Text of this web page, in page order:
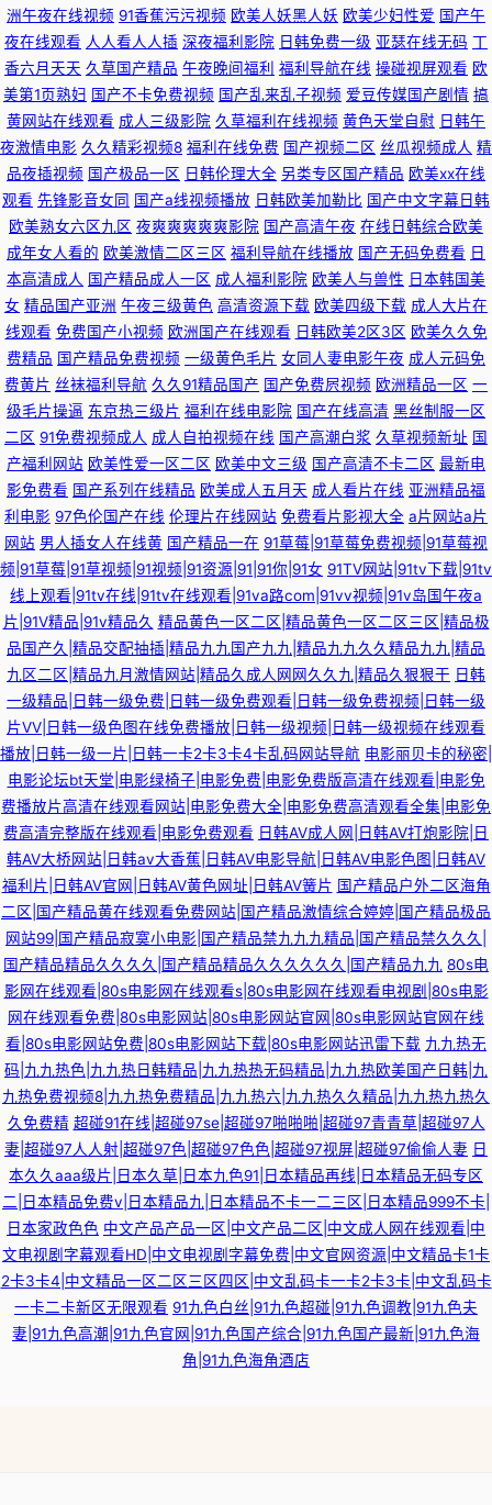
洲午夜在线视频 91香蕉污污视频 欧美人妖黑人妖 欧美少妇性爱 国产午
夜在线观看 人人看人人插 深夜福利影院 日韩免费一级 亚瑟在线无码 丁
香六月天天 久草国产精品 午夜晚间福利 福利导航在线 操碰视屏观看 欧
美第1页熟妇 国产不卡免费视频 国产乱来乱子视频 爱豆传媒国产剧情 搞
黄网站在线观看 成人三级影院 久草福利在线视频 黄色天堂自慰 日韩午
夜激情电影 久久精彩视频8 福利在线免费 国产视频二区 丝瓜视频成人 精
品夜插视频 国产极品一区 日韩伦理大全 另类专区国产精品 欧美xx在线
观看 先锋影音女同 国产a线视频播放 日韩欧美加勒比 国产中文字幕日韩
欧美熟女六区九区 夜爽爽爽爽爽影院 国产高清午夜 在线日韩综合欧美
成年女人看的 欧美激情二区三区 福利导航在线播放 国产无码免费看 日
本高清成人 国产精品成人一区 成人福利影院 欧美人与兽性 日本韩国美
女 精品国产亚洲 午夜三级黄色 高清资源下载 欧美四级下载 成人大片在
线观看 免费国产小视频 欧洲国产在线观看 日韩欧美2区3区 欧美久久免
费精品 国产精品免费视频 一级黄色毛片 女同人妻电影午夜 成人元码免
费黄片 丝袜福利导航 久久91精品国产 国产免费屄视频 欧洲精品一区 一
级毛片操逼 东京热三级片 福利在线电影院 国产在线高清 黑丝制服一区
二区 91免费视频成人 成人自拍视频在线 国产高潮白浆 久草视频新址 国
产福利网站 欧美性爱一区二区 欧美中文三级 国产高清不卡二区 最新电
影免费看 国产系列在线精品 欧美成人五月天 成人看片在线 亚洲精品福
利电影 97色伦国产在线 伦理片在线网站 免费看片影视大全 a片网站a片
网站 男人插女人在线黄 国产精品一在 91草莓|91草莓免费视频|91草莓视
频|91草莓|91草视频|91视频|91资源|91|91你|91女 91TV网站|91tv下载|91tv
线上观看|91tv在线|91tv在线观看|91va路com|91vv视频|91v岛国午夜a
片|91V精品|91v精品久 精品黄色一区二区|精品黄色一区二区三区|精品极
品国产久|精品交配抽插|精品九九国产九九|精品九九久久精品九九|精品
九区二区|精品九月激情网站|精品久成人网网久久九|精品久狠狠干 日韩
一级精品|日韩一级免费|日韩一级免费观看|日韩一级免费视频|日韩一级
片VV|日韩一级色图在线免费播放|日韩一级视频|日韩一级视频在线观看
播放|日韩一级一片|日韩一卡2卡3卡4卡乱码网站导航 电影丽贝卡的秘密|
电影论坛bt天堂|电影绿椅子|电影免费|电影免费版高清在线观看|电影免
费播放片高清在线观看网站|电影免费大全|电影免费高清观看全集|电影免
费高清完整版在线观看|电影免费观看 日韩AV成人网|日韩AV打炮影院|日
韩AV大桥网站|日韩av大香蕉|日韩AV电影导航|日韩AV电影色图|日韩AV
福利片|日韩AV官网|日韩AV黄色网址|日韩AV簧片 国产精品户外二区海角
二区|国产精品黄在线观看免费网站|国产精品激情综合婷婷|国产精品极品
网站99|国产精品寂寞小电影|国产精品禁九九九精品|国产精品禁久久久|
国产精品精品久久久久|国产精品精品久久久久久久|国产精品九九 80s电
影网在线观看|80s电影网在线观看s|80s电影网在线观看电视剧|80s电影
网在线观看免费|80s电影网站|80s电影网站官网|80s电影网站官网在线
看|80s电影网站免费|80s电影网站下载|80s电影网站迅雷下载 九九热无
码|九九热色|九九热日韩精品|九九热热无码精品|九九热欧美国产日韩|九
九热免费视频8|九九热免费精品|九九热六|九九热久久精品|九九热九热久
久免费精 超碰91在线|超碰97se|超碰97啪啪啪|超碰97青青草|超碰97人
妻|超碰97人人射|超碰97色|超碰97色色|超碰97视屏|超碰97偷偷人妻 日
本久久aaa级片|日本久草|日本九色91|日本精品再线|日本精品无码专区
二|日本精品免费v|日本精品九|日本精品不卡一二三区|日本精品999不卡|
日本家政色色 中文产品产品一区|中文产品二区|中文成人网在线观看|中
文电视剧字幕观看HD|中文电视剧字幕免费|中文官网资源|中文精品卡1卡
2卡3卡4|中文精品一区二区三区四区|中文乱码卡一卡2卡3卡|中文乱码卡
一卡二卡新区无限观看 91九色白丝|91九色超碰|91九色调教|91九色夫
妻|91九色高潮|91九色官网|91九色国产综合|91九色国产最新|91九色海
角|91九色海角酒店